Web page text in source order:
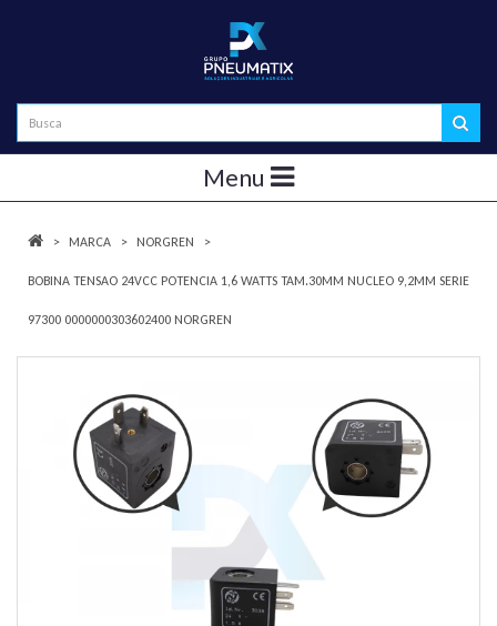
Menu
MARCA NORGREN
BOBINA TENSAO 24VCC POTENCIA 1,6 WATTS TAM.30MM NUCLEO 9,2MM SERIE
97300 0000000303602400 NORGREN